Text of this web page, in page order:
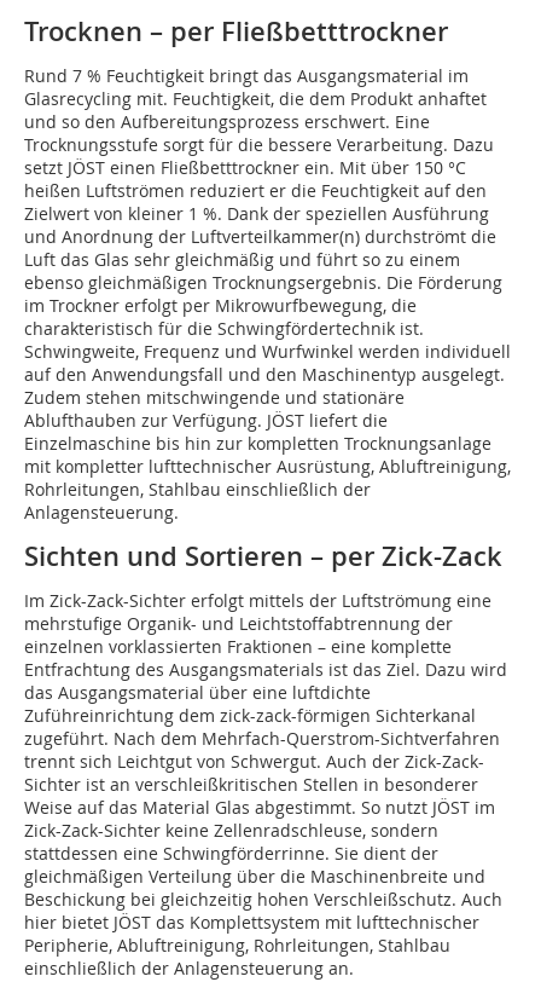
Trocknen – per Fließbetttrockner
Rund 7 % Feuchtigkeit bringt das Ausgangsmaterial im
Glasrecycling mit. Feuchtigkeit, die dem Produkt anhaftet
und so den Aufbereitungsprozess erschwert. Eine
Trocknungsstufe sorgt für die bessere Verarbeitung. Dazu
setzt JÖST einen Fließbetttrockner ein. Mit über 150 °C
heißen Luftströmen reduziert er die Feuchtigkeit auf den
Zielwert von kleiner 1 %. Dank der speziellen Ausführung
und Anordnung der Luftverteilkammer(n) durchströmt die
Luft das Glas sehr gleichmäßig und führt so zu einem
ebenso gleichmäßigen Trocknungsergebnis. Die Förderung
im Trockner er­folgt per Mikrowurfbewegung, die
charakteristisch für die Schwingfördertechnik ist.
Schwingweite, Frequenz und Wurfwinkel werden individuell
auf den Anwendungsfall und den Maschinentyp ausgelegt.
Zudem stehen mitschwingende und stationäre
Ablufthauben zur Verfügung. JÖST liefert die
Einzelmaschine bis hin zur kompletten Trocknungsanlage
mit kompletter lufttechnischer Ausrüstung, Abluftreinigung,
Rohrleitungen, Stahlbau einschließlich der
Anlagensteuerung.
Sichten und Sortieren – per Zick-Zack
Im Zick-Zack-Sichter erfolgt mittels der Luftströmung eine
mehrstufige Organik- und Leichtstoffabtrennung der
einzelnen vorklassierten Fraktionen – eine komplette
Entfrachtung des Ausgangsmaterials ist das Ziel. Dazu wird
das Ausgangsmaterial über eine luftdichte
Zuführeinrichtung dem zick-zack-förmigen Sichterkanal
zugeführt. Nach dem Mehrfach-Querstrom-Sichtverfahren
trennt sich Leichtgut von Schwergut. Auch der Zick-Zack-
Sichter ist an verschleißkritischen Stellen in besonderer
Weise auf das Material Glas abgestimmt. So nutzt JÖST im
Zick-Zack-Sichter keine Zellenradschleuse, sondern
stattdessen eine Schwingförderrinne. Sie dient der
gleichmäßigen Verteilung über die Maschinenbreite und
Beschickung bei gleichzeitig hohen Verschleißschutz. Auch
hier bietet JÖST das Komplettsystem mit lufttechnischer
Peripherie, Abluftreinigung, Rohrleitungen, Stahlbau
einschließlich der Anlagensteuerung an.